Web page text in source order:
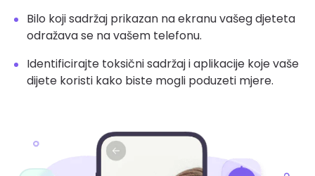
Bilo koji sadržaj prikazan na ekranu vašeg djeteta
odražava se na vašem telefonu.
Identificirajte toksični sadržaj i aplikacije koje vaše
dijete koristi kako biste mogli poduzeti mjere.